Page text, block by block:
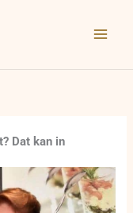
Dat kan in